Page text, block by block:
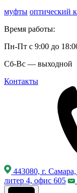
муфты оптический
Время работы:
Пн-Пт с 9:00 до
Сб-Вс — выходной
Контакты
443080, г.
литер 4, офис 605